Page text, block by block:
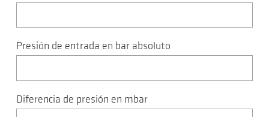
Presión de entrada en bar absoluto
Diferencia de presión en mbar